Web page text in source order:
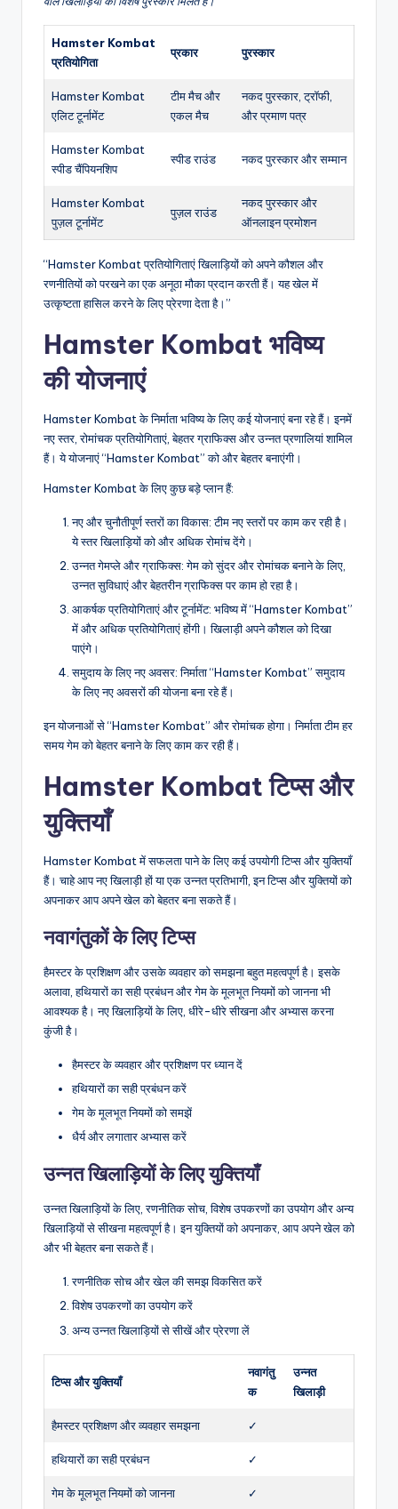
Hamster Kombat
प्रतियोगिता
प्रकार पुरस्कार
Hamster Kombat
एलिट टूर्नामेंट
टीम मैच और
एकल मैच
नकद पुरस्कार, ट्रॉफी,
और प्रमाण पत्र
Hamster Kombat
स्पीड चैंपियनशिप
स्पीड राउंड नकद पुरस्कार और सम्मान
Hamster Kombat
पुज़ल टूर्नामेंट
पुज़ल राउंड
नकद पुरस्कार और
ऑनलाइन प्रमोशन
“Hamster Kombat प्रतियोगिताएं खिलाड़ियों को अपने कौशल और
रणनीतियों को परखने का एक अनूठा मौका प्रदान करती हैं। यह खेल में
उत्कृष्टता हासिल करने के लिए प्रेरणा देता है।”
Hamster Kombat भविष्य
की योजनाएं
Hamster Kombat के निर्माता भविष्य के लिए कई योजनाएं बना रहे हैं। इनमें
नए स्तर, रोमांचक प्रतियोगिताएं, बेहतर ग्राफिक्स और उन्नत प्रणालियां शामिल
हैं। ये योजनाएं “Hamster Kombat” को और बेहतर बनाएंगी।
Hamster Kombat के लिए कुछ बड़े प्लान हैं:
नए और चुनौतीपूर्ण स्तरों का विकास: टीम नए स्तरों पर काम कर रही है।
ये स्तर खिलाड़ियों को और अधिक रोमांच देंगे।
उन्नत गेमप्ले और ग्राफिक्स: गेम को सुंदर और रोमांचक बनाने के लिए,
उन्नत सुविधाएं और बेहतरीन ग्राफिक्स पर काम हो रहा है।
आकर्षक प्रतियोगिताएं और टूर्नामेंट: भविष्य में “Hamster Kombat”
में और अधिक प्रतियोगिताएं होंगी। खिलाड़ी अपने कौशल को दिखा
पाएंगे।
समुदाय के लिए नए अवसर: निर्माता “Hamster Kombat” समुदाय
के लिए नए अवसरों की योजना बना रहे हैं।
इन योजनाओं से “Hamster Kombat” और रोमांचक होगा। निर्माता टीम हर
समय गेम को बेहतर बनाने के लिए काम कर रही हैं।
Hamster Kombat टिप्स और
युक्तियाँ
Hamster Kombat में सफलता पाने के लिए कई उपयोगी टिप्स और युक्तियाँ
हैं। चाहे आप नए खिलाड़ी हों या एक उन्नत प्रतिभागी, इन टिप्स और युक्तियों को
अपनाकर आप अपने खेल को बेहतर बना सकते हैं।
नवागंतुकों के लिए टिप्स
हैमस्टर के प्रशिक्षण और उसके व्यवहार को समझना बहुत महत्वपूर्ण है। इसके
अलावा, हथियारों का सही प्रबंधन और गेम के मूलभूत नियमों को जानना भी
आवश्यक है। नए खिलाड़ियों के लिए, धीरे-धीरे सीखना और अभ्यास करना
कुंजी है।
हैमस्टर के व्यवहार और प्रशिक्षण पर ध्यान दें
हथियारों का सही प्रबंधन करें
गेम के मूलभूत नियमों को समझें
धैर्य और लगातार अभ्यास करें
उन्नत खिलाड़ियों के लिए युक्तियाँ
उन्नत खिलाड़ियों के लिए, रणनीतिक सोच, विशेष उपकरणों का उपयोग और अन्य
खिलाड़ियों से सीखना महत्वपूर्ण है। इन युक्तियों को अपनाकर, आप अपने खेल को
और भी बेहतर बना सकते हैं।
रणनीतिक सोच और खेल की समझ विकसित करें
विशेष उपकरणों का उपयोग करें
अन्य उन्नत खिलाड़ियों से सीखें और प्रेरणा लें
टिप्स और युक्तियाँ
नवागंतु
क
उन्नत
खिलाड़ी
हैमस्टर प्रशिक्षण और व्यवहार समझना ✓
हथियारों का सही प्रबंधन ✓
गेम के मूलभूत नियमों को जानना ✓